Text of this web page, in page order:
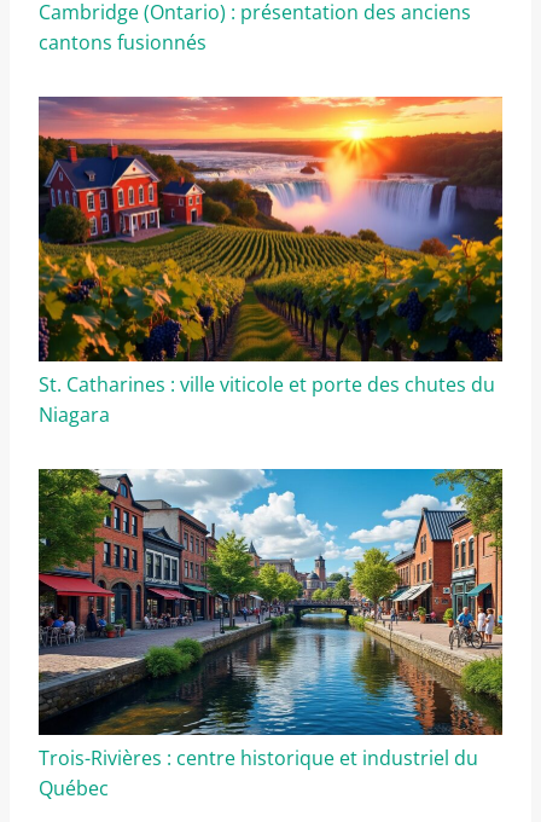
Cambridge (Ontario) : présentation des anciens
cantons fusionnés
St. Catharines : ville viticole et porte des chutes du
Niagara
Trois-Rivières : centre historique et industriel du
Québec